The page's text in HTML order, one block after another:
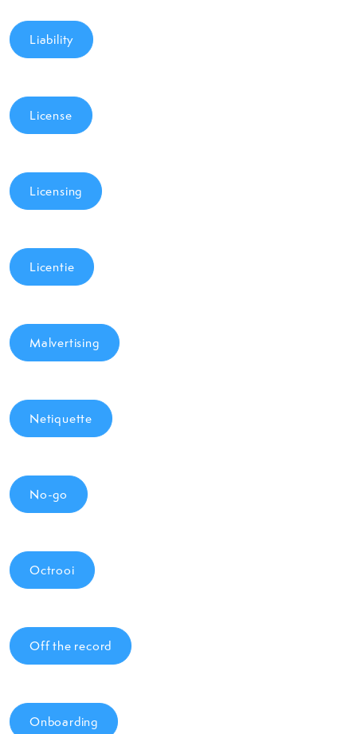
Liability
License
Licensing
Licentie
Malvertising
Netiquette
No-go
Octrooi
Off the record
Onboarding